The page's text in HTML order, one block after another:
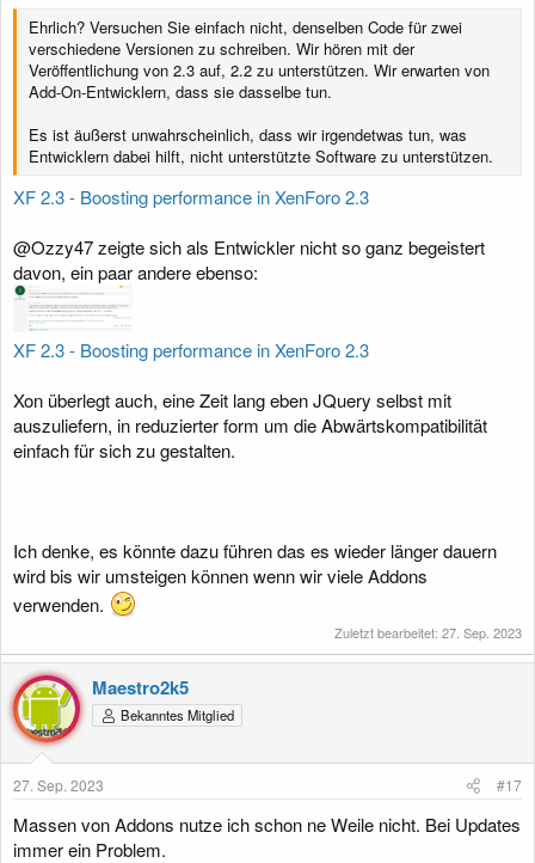
Ehrlich? Versuchen Sie einfach nicht, denselben Code für zwei
verschiedene Versionen zu schreiben. Wir hören mit der
Veröffentlichung von 2.3 auf, 2.2 zu unterstützen. Wir erwarten von
Add-On-Entwicklern, dass sie dasselbe tun.
Es ist äußerst unwahrscheinlich, dass wir irgendetwas tun, was
Entwicklern dabei hilft, nicht unterstützte Software zu unterstützen.
XF 2.3 - Boosting performance in XenForo 2.3
@Ozzy47 zeigte sich als Entwickler nicht so ganz begeistert
davon, ein paar andere ebenso:
XF 2.3 - Boosting performance in XenForo 2.3
Xon überlegt auch, eine Zeit lang eben JQuery selbst mit
auszuliefern, in reduzierter form um die Abwärtskompatibilität
einfach für sich zu gestalten.
Ich denke, es könnte dazu führen das es wieder länger dauern
wird bis wir umsteigen können wenn wir viele Addons
verwenden.
Zuletzt bearbeitet: 27. Sep. 2023
Maestro2k5
Bekanntes Mitglied
27. Sep. 2023 #17
Massen von Addons nutze ich schon ne Weile nicht. Bei Updates
immer ein Problem.